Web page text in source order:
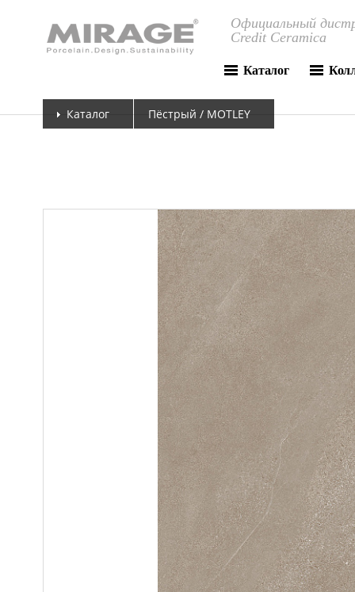
Официальный
Credit Ceramica
Каталог
Каталог Пёстрый / MOTLEY